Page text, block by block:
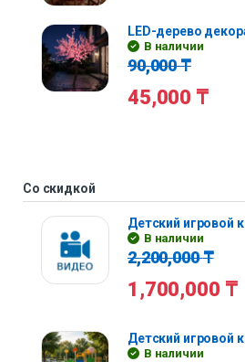
LED-дерево
В наличии
90,000₸
45,000 ₸
Со скидкой
Детский игровой
В наличии
2,200,000₸
1,700,000 ₸
Детский игровой
В наличии